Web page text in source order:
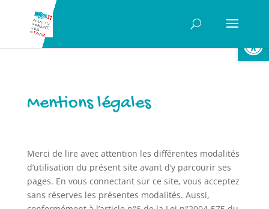
Mentions légales
Merci de lire avec attention les différentes modalités
d’utilisation du présent site avant d’y parcourir ses
pages. En vous connectant sur ce site, vous acceptez
sans réserves les présentes modalités. Aussi,